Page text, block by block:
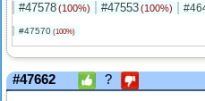
#47578(100%) #47553(100%)
#47570 (100%)
#47662 ?